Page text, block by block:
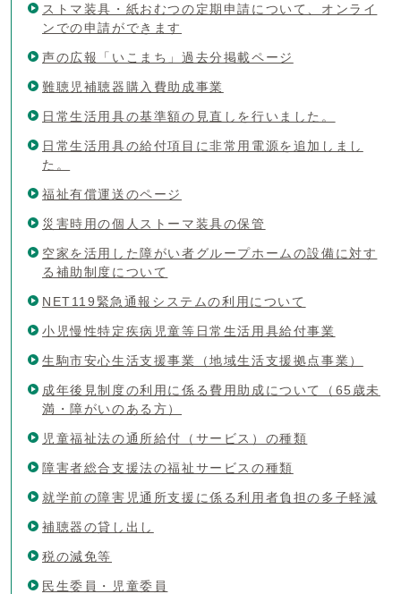
ストマ装具・紙おむつの定期申請について、オンライ
ンでの申請ができます
声の広報「いこまち」過去分掲載ページ
難聴児補聴器購入費助成事業
日常生活用具の基準額の見直しを行いました。
日常生活用具の給付項目に非常用電源を追加しまし
た。
福祉有償運送のページ
災害時用の個人ストーマ装具の保管
空家を活用した障がい者グループホームの設備に対す
る補助制度について
NET119緊急通報システムの利用について
小児慢性特定疾病児童等日常生活用具給付事業
生駒市安心生活支援事業（地域生活支援拠点事業）
成年後見制度の利用に係る費用助成について（65歳未
満・障がいのある方）
児童福祉法の通所給付（サービス）の種類
障害者総合支援法の福祉サービスの種類
就学前の障害児通所支援に係る利用者負担の多子軽減
補聴器の貸し出し
税の減免等
民生委員・児童委員